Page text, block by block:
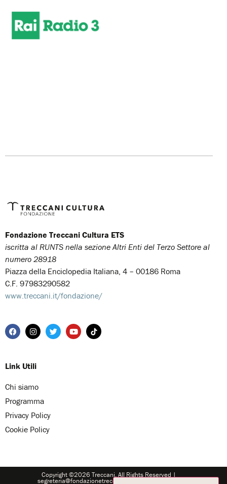
Fondazione Treccani Cultura ETS
iscritta al RUNTS nella sezione Altri Enti del Terzo Settore al
numero 28918
Piazza della Enciclopedia Italiana, 4 – 00186 Roma
C.F. 97983290582
www.treccani.it/fondazione/
Link Utili
Chi siamo
Programma
Privacy Policy
Cookie Policy
Copyright ©2026 Treccani. All Rights Reserved |
segreteria@fondazionetreccani.it